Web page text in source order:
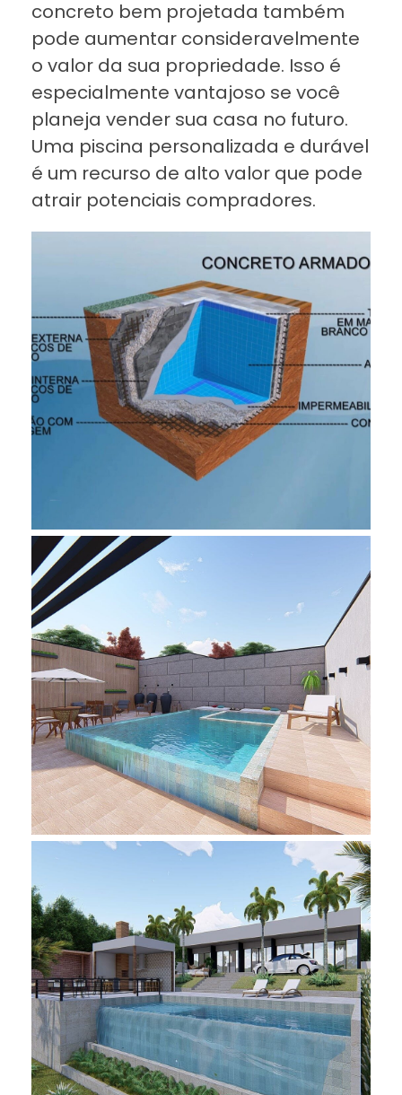
concreto bem projetada também
pode aumentar consideravelmente
o valor da sua propriedade. Isso é
especialmente vantajoso se você
planeja vender sua casa no futuro.
Uma piscina personalizada e durável
é um recurso de alto valor que pode
atrair potenciais compradores.